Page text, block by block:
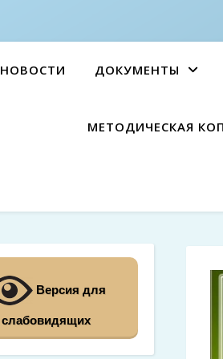
НОВОСТИ ДОКУМЕНТЫ
МЕТОДИЧЕСКАЯ
Версия для
слабовидящих